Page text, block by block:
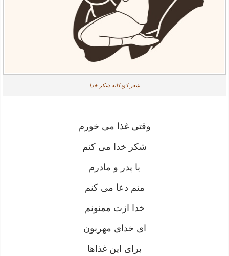
شعر کودکانه شکر خدا
وقتی غذا می خورم
شکر خدا می کنم
با پدر و مادرم
منم دعا می کنم
خدا ازت ممنونم
ای خدای مهربون
برای این غذاها